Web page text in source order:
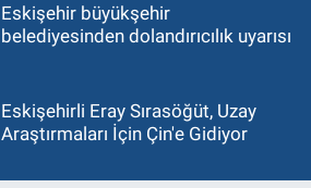
Eskişehir büyükşehir
belediyesinden dolandırıcılık uyarısı
Eskişehirli Eray Sırasöğüt, Uzay
Araştırmaları İçin Çin'e Gidiyor